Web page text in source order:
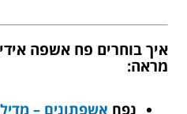
איך בוחרים פח אשפה
מראה:
נפח אשפתונים –